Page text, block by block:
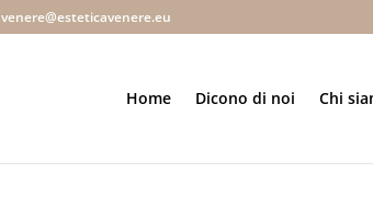
venere@esteticavenere.eu
Home Dicono di noi Chi